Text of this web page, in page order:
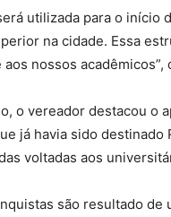
utilizada para o início
na cidade. Essa
nossos acadêmicos”,
o vereador destacou o
já havia sido
voltadas aos
são resultado